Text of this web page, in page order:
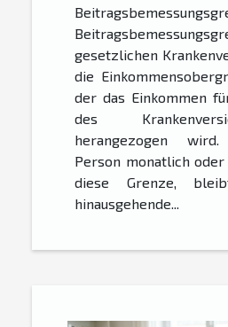
gesetzlichen
die
der das Einkommen
des
herangezogen
Person monatlich
diese Grenze,
hinausgehende...